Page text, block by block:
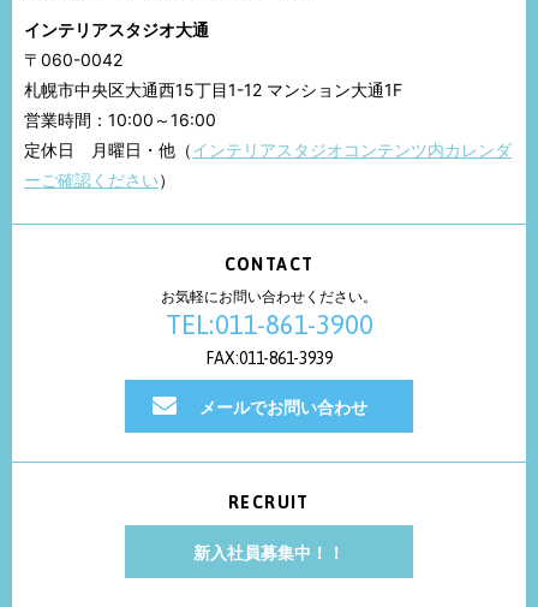
インテリアスタジオ大通
〒060-0042
札幌市中央区大通西15丁目1-12 マンション大通1F
営業時間：10:00～16:00
定休日 月曜日・他（インテリアスタジオコンテンツ内カレンダ
ーご確認ください）
CONTACT
お気軽にお問い合わせください。
TEL:011-861-3900
FAX:011-861-3939
メールでお問い合わせ
RECRUIT
新入社員募集中！！